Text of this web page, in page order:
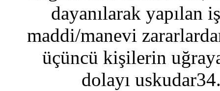
dayanılarak yapılan
maddi/manevi
üçüncü kişilerin
dolayı